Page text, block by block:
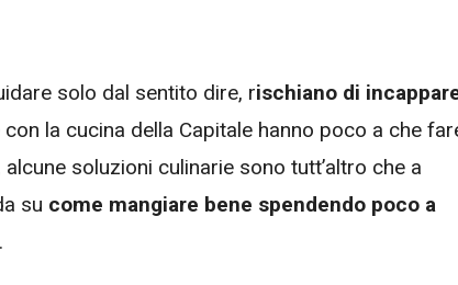
solo dal sentito dire, rischiano di
la cucina della Capitale hanno poco a che
soluzioni culinarie sono tutt’altro che a
su come mangiare bene spendendo poco a